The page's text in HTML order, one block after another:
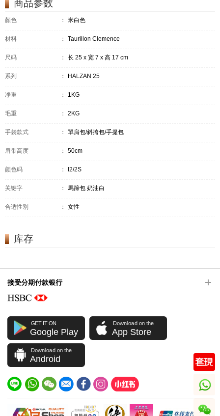
商品参数
顏色 ： 米白色
材料 ： Taurillon Clemence
尺码 ： 长 25 x 宽 7 x 高 17 cm
系列 ： HALZAN 25
净重 ： 1KG
毛重 ： 2KG
手袋款式 ： 單肩包/斜挎包/手提包
肩带高度 ： 50cm
颜色码 ： I2/2S
关键字 ： 馬蹄包 奶油白
合适性别 ： 女性
库存
接受分期付款银行
GET IT ON
Google Play
Download on the
App Store
Download on the
Android
whatsapp